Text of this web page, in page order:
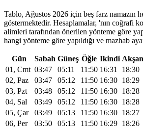
Tablo, Ağustos 2026 için beş farz namazın
göstermektedir. Hesaplamalar, 'nın coğrafi
alimleri tarafından önerilen yönteme göre
hangi yönteme göre yapıldığı ve mazhab
Gün Sabah Güneş Öğle Ikindi
01, Cmt 03:47 05:11 11:50 16:31 18:30
02, Paz
03:47 05:12 11:50 16:30 18:29
03, Pzt
03:48 05:12 11:50 16:30 18:28
04, Sal
03:49 05:12 11:50 16:30 18:28
05, Çar
03:49 05:13 11:50 16:30 18:27
06, Per
03:50 05:13 11:50 16:29 18:26